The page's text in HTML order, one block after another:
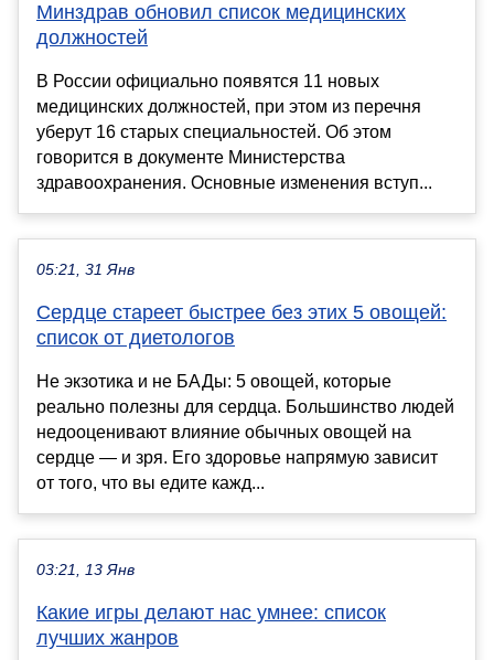
Минздрав обновил список медицинских
должностей
В России официально появятся 11 новых
медицинских должностей, при этом из перечня
уберут 16 старых специальностей. Об этом
говорится в документе Министерства
здравоохранения. Основные изменения вступ...
05:21, 31 Янв
Сердце стареет быстрее без этих 5 овощей:
список от диетологов
Не экзотика и не БАДы: 5 овощей, которые
реально полезны для сердца. Большинство людей
недооценивают влияние обычных овощей на
сердце — и зря. Его здоровье напрямую зависит
от того, что вы едите кажд...
03:21, 13 Янв
Какие игры делают нас умнее: список
лучших жанров